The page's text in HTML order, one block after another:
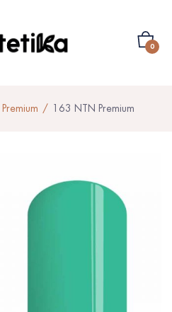
0
163 NTN Premium